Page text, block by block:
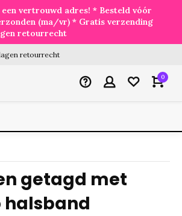
vertrouwd adres! * Besteld vóór
(ma/vr) * Gratis verzending
retourrecht
0
getagd met
halsband